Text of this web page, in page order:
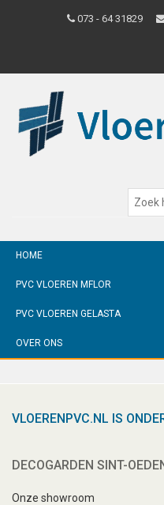
073 - 64 31829
HOME
PVC VLOEREN MFLOR
PVC VLOEREN GELASTA
OVER ONS
VLOERENPVC.NL IS
DECOGARDEN SINT-
Onze showroom